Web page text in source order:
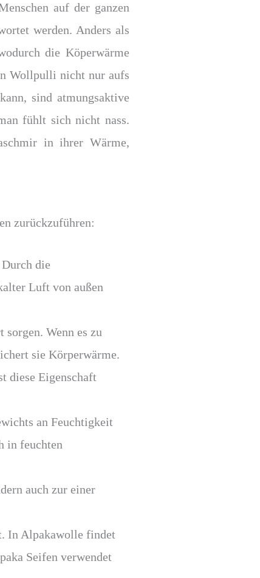
auf der ganzen
werden. Anders als
die Köperwärme
Wollpulli nicht nur aufs
sind atmungsaktive
fühlt sich nicht nass.
in ihrer Wärme,
zurückzuführen:
die
Luft von außen
Wenn es zu
sie Körperwärme.
diese Eigenschaft
an Feuchtigkeit
in feuchten
auch zur einer
In Alpakawolle findet
Seifen verwendet